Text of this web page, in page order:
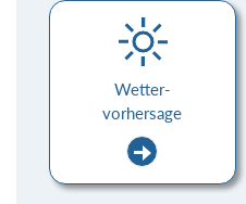
Wetter-
vorhersage